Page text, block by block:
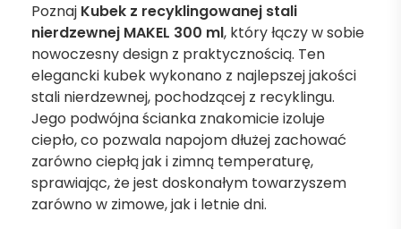
Poznaj Kubek z recyklingowanej stali
nierdzewnej MAKEL 300 ml, który łączy w sobie
nowoczesny design z praktycznością. Ten
elegancki kubek wykonano z najlepszej jakości
stali nierdzewnej, pochodzącej z recyklingu.
Jego podwójna ścianka znakomicie izoluje
ciepło, co pozwala napojom dłużej zachować
zarówno ciepłą jak i zimną temperaturę,
sprawiając, że jest doskonałym towarzyszem
zarówno w zimowe, jak i letnie dni.